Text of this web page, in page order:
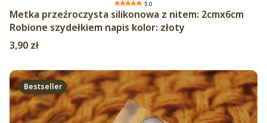
5.0
Metka przeźroczysta silikonowa z nitem: 2cmx6cm
Robione szydełkiem napis kolor: złoty
Cena
3,90 zł
Bestseller